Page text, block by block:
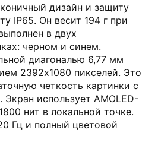
дизайн и защиту
IP65. Он весит 194 г при
в двух
черном и синем.
диагональю 6,77 мм
2392x1080 пикселей. Это
четкость картинки с
использует AMOLED-
нит в локальной точке.
Гц и полный цветовой